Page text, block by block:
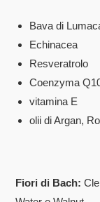
Bava di
Echinacea
Resveratrolo
Coenzyma
vitamina E
olii di Argan,
Fiori di Bach: